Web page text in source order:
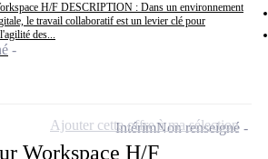
H/F DESCRIPTION : Dans un environnement
le travail collaboratif est un levier clé pour
des...
Workspace H/F
IntérimNon renseigné
Ajouter cette offre à ma sélection